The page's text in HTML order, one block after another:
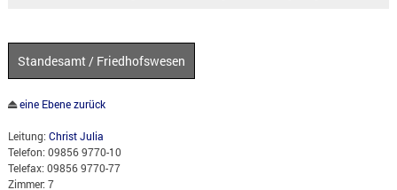
Standesamt / Friedhofswesen
eine Ebene zurück
Leitung: Christ Julia
Telefon: 09856 9770-10
Telefax: 09856 9770-77
Zimmer: 7